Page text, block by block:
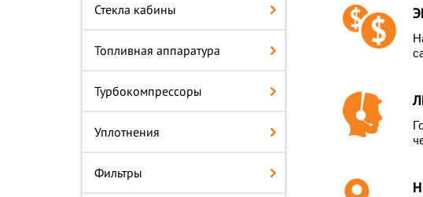
Стекла кабины
Топливная аппаратура
Турбокомпрессоры
Уплотнения
Фильтры